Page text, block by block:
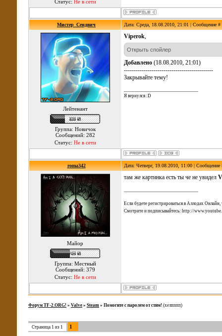
Статус: Не в сети
Мистер_Сендвич Дата: Среда, 18.08.2010, 21:01 | Сообщение #
Лейтенант
Группа: Новичок
Сообщений: 282
Статус: Не в сети
Viperok,
Добавлено (18.08.2010, 21:01)
---------------------------------------------
Закрывайте тему!
Я вернулся :D
roma342 Дата: Четверг, 19.08.2010, 11:00 |
Майор
Группа: Местный
Сообщений: 379
Статус: Не в сети
там же картинка есть ты че не увидел
Если будете регистрироваться в Аллодах
Смотрите и подписывайтесь: http://
Форум TF-2.ORG! » Valve » Steam » Помогите с паролем от стим! (хелпппп)
Страница 1 из 1 1